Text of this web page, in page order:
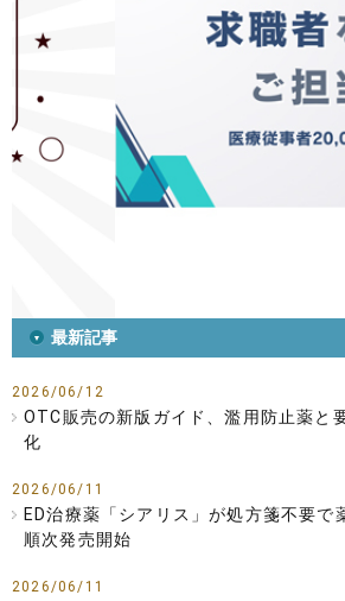
最新記事
2026/06/12
OTC販売の新版ガイド、濫用防止薬と
化
2026/06/11
ED治療薬「シアリス」が処方箋不要
順次発売開始
2026/06/11